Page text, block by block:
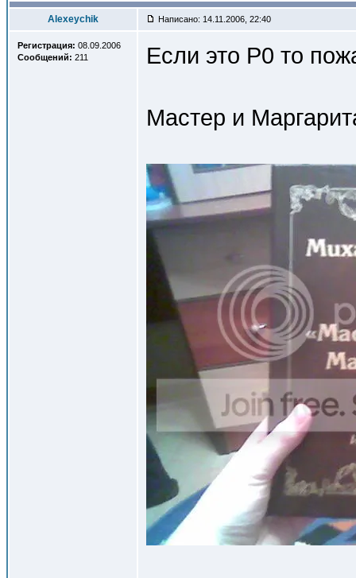
Alexeychik Написано: 14.11.2006, 22:40
Регистрация: 08.09.2006
Сообщений: 211 Если это Р0 то
Мастер и